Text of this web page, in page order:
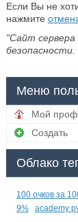
Если Вы не
нажмите
"Сайт сервера
безопасности.
Меню
Мой
Создать
Облако
100 очков за
9%
academy